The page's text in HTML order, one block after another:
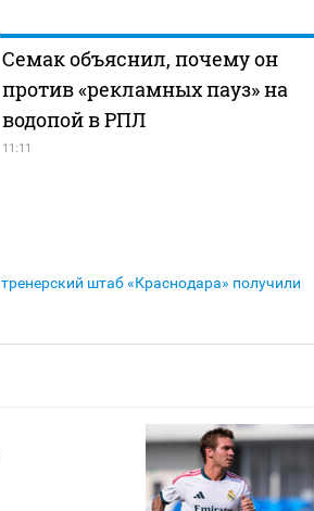
Семак объяснил, почему он
против «рекламных пауз» на
водопой в РПЛ
11:11
штаб «Краснодара» получили